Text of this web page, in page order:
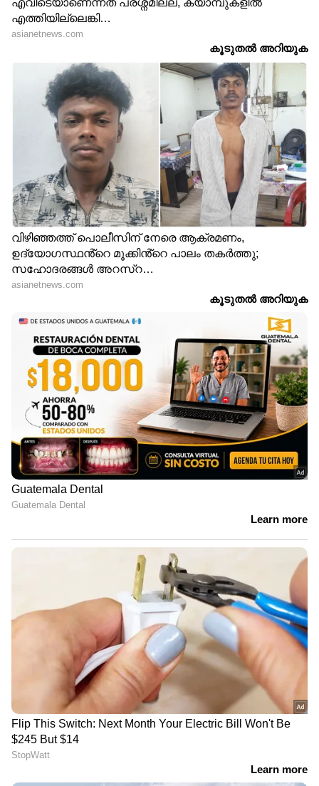
ഏഴ്...
മുഖത്തെ ചുളിവുകൾ മാറ്റാൻ ഏറ്റവും
മികച്ചതാണ് പപ്പായ- ഓറഞ്ച് ഫേസ് പാക്ക്.
ഓറഞ്ചിന്റെ നീരും പപ്പായയും മിശ്രിതമാക്കിയ
ശേഷം ദിവസവും മുഖത്ത് പുരട്ടാവുന്നതാണ്.
ഉണങ്ങി കഴിഞ്ഞാല്‍‌ തണുത്ത വെള്ളത്തിലോ
ചെറുചൂടു വെള്ളത്തിലോ കഴുകി കളയാം.
Also Read: തിളങ്ങുന്ന ചർമ്മത്തിനായി
കുടിക്കാം ഈ ആറ് ജ്യൂസുകള്‍...